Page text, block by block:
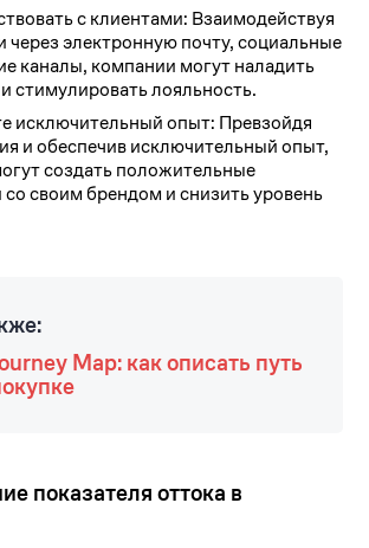
с клиентами: Взаимодействуя
через электронную почту, социальные
каналы, компании могут наладить
стимулировать лояльность.
исключительный опыт: Превзойдя
и обеспечив исключительный опыт,
создать положительные
со своим брендом и снизить уровень
Map: как описать путь
показателя оттока в